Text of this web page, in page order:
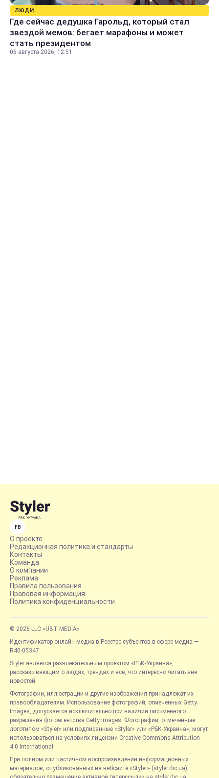
ЛЮДИ
Где сейчас дедушка Гарольд, который стал
звездой мемов: бегает марафоны и может
стать президентом
06 августа 2026, 12:51
FB
О проекте
Редакционная политика и стандарты
Контакты
Команда
О компании
Реклама
Правила пользования
Правовая информация
Политика конфиденциальности
© 2026 LLC «UBT MEDIA»
Идентификатор онлайн-медиа в Реестре субъектов в сфере медиа —
R40-05347
Styler является развлекательным проектом «РБК-Украина»,
рассказывающим о людях, трендах и всё, что интересно читать вне
новостей.
Фотографии, иллюстрации и другие изображения принадлежат их
правообладателям. Использование фотографий, отмеченных Getty
Images, допускается исключительно при наличии письменного
разрешения фотоагентства Getty Images. Фотографии, отмеченные
логотипом «Styler» или подписанные «Styler» или «РБК-Украина», могут
использоваться на условиях лицензии Creative Commons Attribution
4.0 International.
При полном или частичном воспроизведении информационных
материалов, опубликованных на вебсайте «Styler» (styler.rbc.ua),